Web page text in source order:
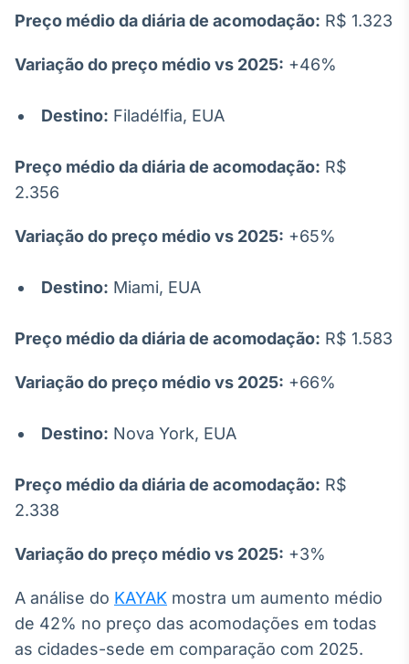
Preço médio da diária de acomodação: R$ 1.323
Variação do preço médio vs 2025: +46%
Destino: Filadélfia, EUA
Preço médio da diária de acomodação: R$
2.356
Variação do preço médio vs 2025: +65%
Destino: Miami, EUA
Preço médio da diária de acomodação: R$ 1.583
Variação do preço médio vs 2025: +66%
Destino: Nova York, EUA
Preço médio da diária de acomodação: R$
2.338
Variação do preço médio vs 2025: +3%
A análise do KAYAK mostra um aumento médio
de 42% no preço das acomodações em todas
as cidades-sede em comparação com 2025.